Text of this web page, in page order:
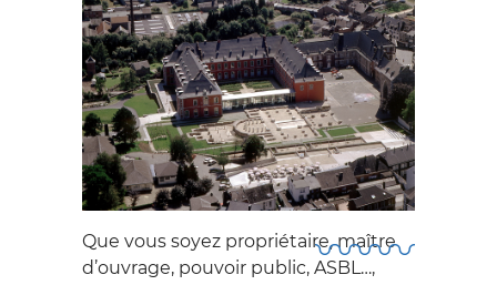
Que vous soyez propriétaire, maître
d’ouvrage, pouvoir public, ASBL…,